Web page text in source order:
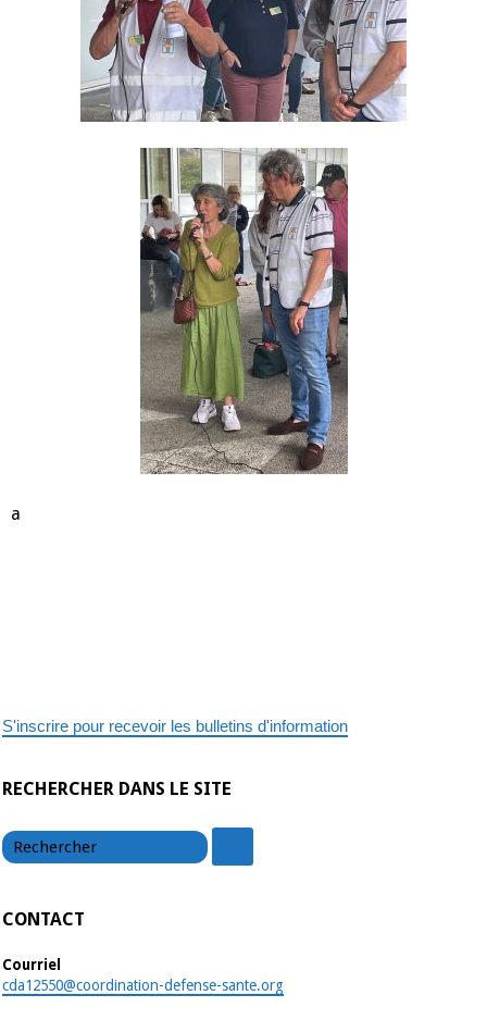
a
S'inscrire pour recevoir les bulletins d'information
RECHERCHER DANS LE SITE
CONTACT
Courriel
cda12550@coordination-defense-sante.org